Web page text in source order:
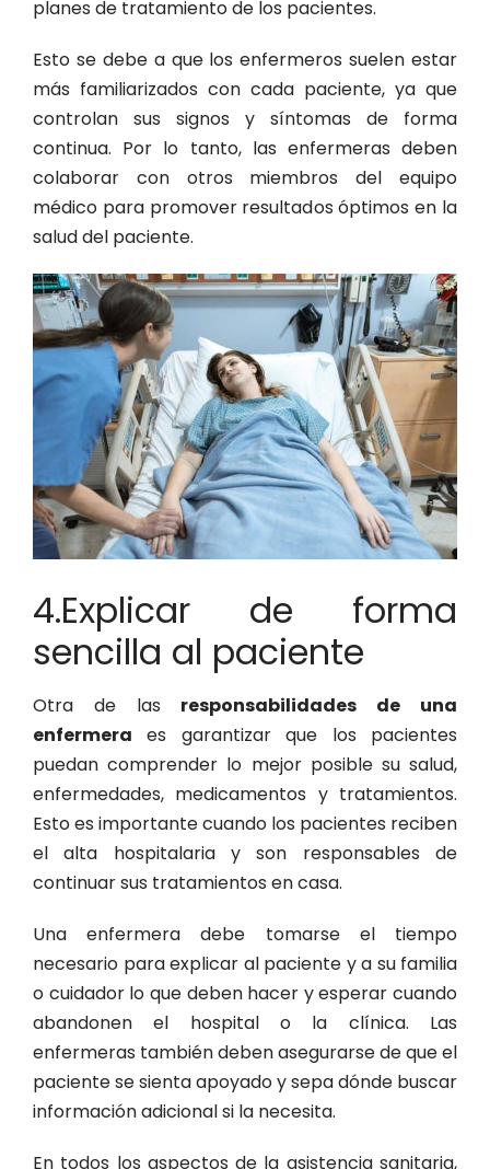
planes de tratamiento de los pacientes.
Esto se debe a que los enfermeros suelen estar
más familiarizados con cada paciente, ya que
controlan sus signos y síntomas de forma
continua. Por lo tanto, las enfermeras deben
colaborar con otros miembros del equipo
médico para promover resultados óptimos en la
salud del paciente.
4.Explicar de forma
sencilla al paciente
Otra de las responsabilidades de una
enfermera es garantizar que los pacientes
puedan comprender lo mejor posible su salud,
enfermedades, medicamentos y tratamientos.
Esto es importante cuando los pacientes reciben
el alta hospitalaria y son responsables de
continuar sus tratamientos en casa.
Una enfermera debe tomarse el tiempo
necesario para explicar al paciente y a su familia
o cuidador lo que deben hacer y esperar cuando
abandonen el hospital o la clínica. Las
enfermeras también deben asegurarse de que el
paciente se sienta apoyado y sepa dónde buscar
información adicional si la necesita.
En todos los aspectos de la asistencia sanitaria,